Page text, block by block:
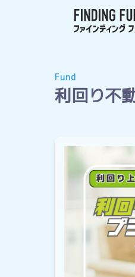
Fund
利回り不